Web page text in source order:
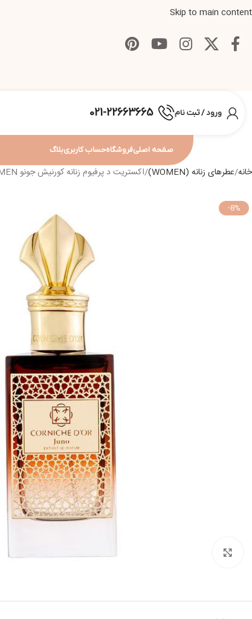
Skip to main content
ورود / ثبت نام 021-22663665
صفحه اصلیفروشگاهحساب کاربریبلاگ
خانه عطرهای زنانه (WOMEN) اکستریت د پرفیوم زنانه کورنیش جونو CORNICHE DOR JUNO EXTRAIT DE PARFUM 110ML WOMEN
-8%